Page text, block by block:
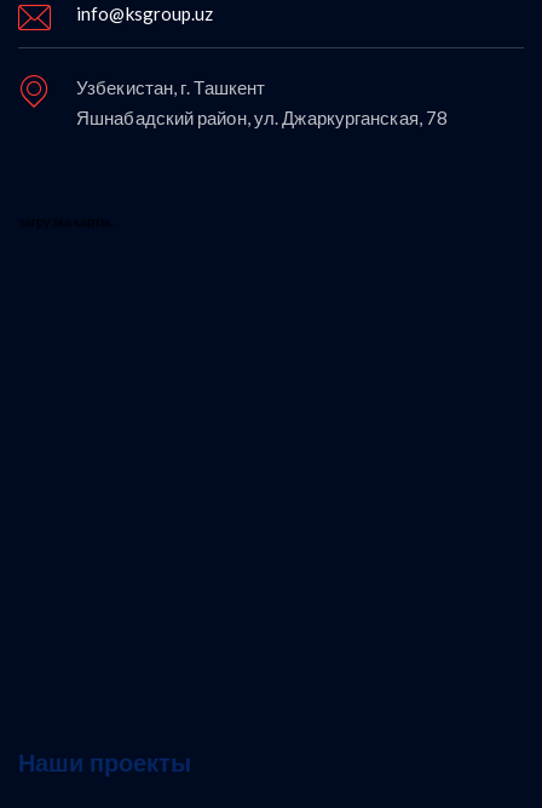
info@ksgroup.uz
Узбекистан, г. Ташкент
Яшнабадский район, ул. Джаркурганская, 78
загрузка карты...
Наши проекты